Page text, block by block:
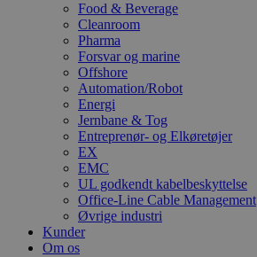
Food & Beverage
Cleanroom
Pharma
Forsvar og marine
Offshore
Automation/Robot
Energi
Jernbane & Tog
Entreprenør- og Elkøretøjer
EX
EMC
UL godkendt kabelbeskyttelse
Office-Line Cable Management
Øvrige industri
Kunder
Om os